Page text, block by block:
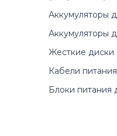
Аккумуляторы
Аккумуляторы
Жесткие диски
Кабели
Блоки питания